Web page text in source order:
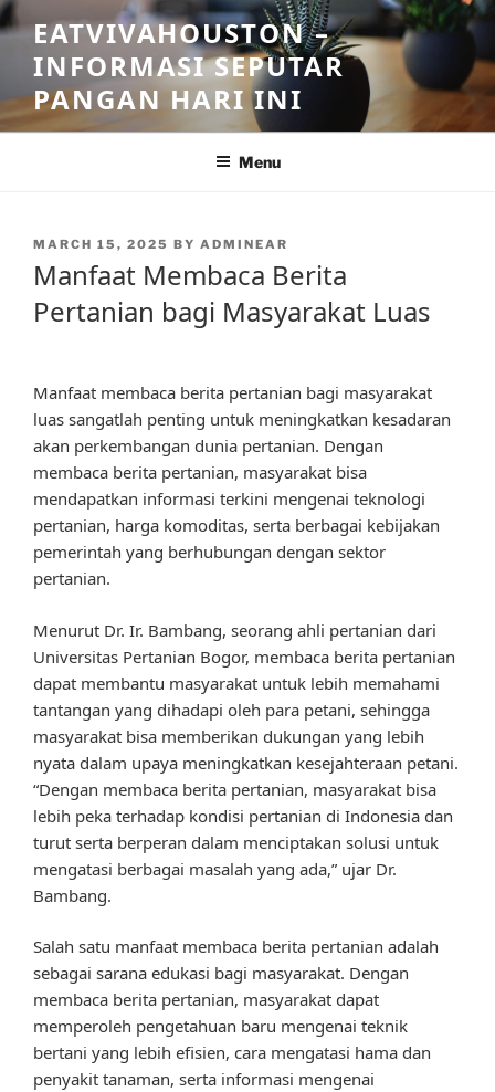
Skip
to
content
EATVIVAHOUSTON –
INFORMASI SEPUTAR
PANGAN HARI INI
Menu
POSTED
MARCH 15, 2025 BY ADMINEAR
Manfaat Membaca Berita
Pertanian bagi Masyarakat Luas
Manfaat membaca berita pertanian bagi masyarakat
luas sangatlah penting untuk meningkatkan kesadaran
akan perkembangan dunia pertanian. Dengan
membaca berita pertanian, masyarakat bisa
mendapatkan informasi terkini mengenai teknologi
pertanian, harga komoditas, serta berbagai kebijakan
pemerintah yang berhubungan dengan sektor
pertanian.
Menurut Dr. Ir. Bambang, seorang ahli pertanian dari
Universitas Pertanian Bogor, membaca berita pertanian
dapat membantu masyarakat untuk lebih memahami
tantangan yang dihadapi oleh para petani, sehingga
masyarakat bisa memberikan dukungan yang lebih
nyata dalam upaya meningkatkan kesejahteraan petani.
“Dengan membaca berita pertanian, masyarakat bisa
lebih peka terhadap kondisi pertanian di Indonesia dan
turut serta berperan dalam menciptakan solusi untuk
mengatasi berbagai masalah yang ada,” ujar Dr.
Bambang.
Salah satu manfaat membaca berita pertanian adalah
sebagai sarana edukasi bagi masyarakat. Dengan
membaca berita pertanian, masyarakat dapat
memperoleh pengetahuan baru mengenai teknik
bertani yang lebih efisien, cara mengatasi hama dan
penyakit tanaman, serta informasi mengenai